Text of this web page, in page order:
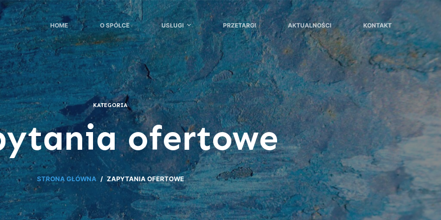
HOME O SPÓŁCE USŁUGI PRZETARGI AKTUALNOŚCI KONTAKT
KATEGORIA
ofertowe
STRONA GŁÓWNA / ZAPYTANIA OFERTOWE